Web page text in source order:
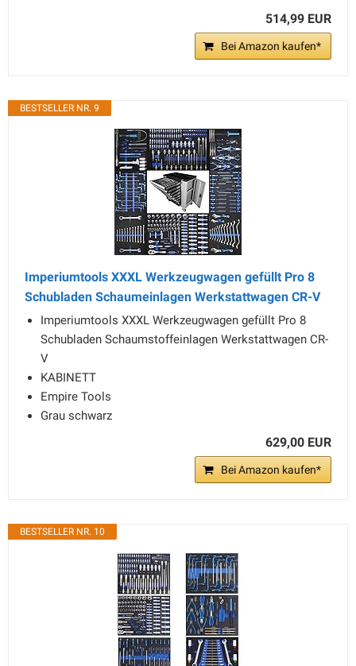
514,99 EUR
Bei Amazon kaufen*
BESTSELLER NR. 9
Imperiumtools XXXL Werkzeugwagen gefüllt Pro 8
Schubladen Schaumeinlagen Werkstattwagen CR-V
Imperiumtools XXXL Werkzeugwagen gefüllt Pro 8
Schubladen Schaumstoffeinlagen Werkstattwagen CR-
V
KABINETT
Empire Tools
Grau schwarz
629,00 EUR
Bei Amazon kaufen*
BESTSELLER NR. 10